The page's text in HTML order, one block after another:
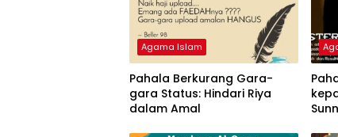
Agama Islam
Pahala Berkurang Gara-
gara Status: Hindari Riya
dalam Amal